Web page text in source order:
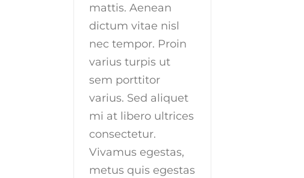
mattis. Aenean
dictum vitae nisl
nec tempor. Proin
varius turpis ut
sem porttitor
varius. Sed aliquet
mi at libero ultrices
consectetur.
Vivamus egestas,
metus quis egestas